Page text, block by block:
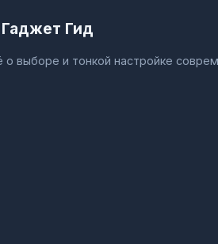
Гаджет Гид
о выборе и тонкой настройке